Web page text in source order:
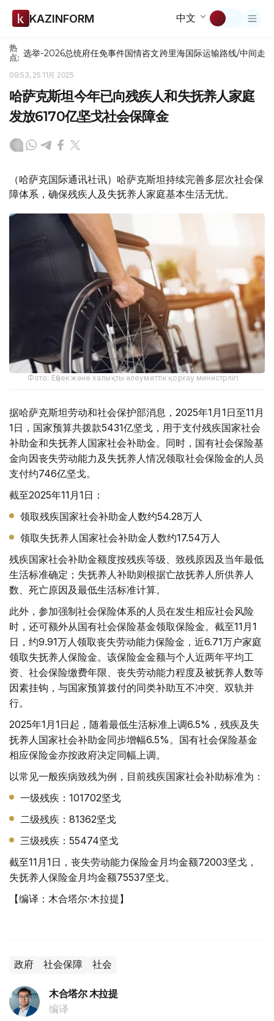
KAZINFORM 中文
热
点: 选举-2026总统府任免事件国情咨文跨里海国际运输路线/中间走廊
09:53, 25 11月 2025
哈萨克斯坦今年已向残疾人和失抚养人家庭
发放6170亿坚戈社会保障金
（哈萨克国际通讯社讯）哈萨克斯坦持续完善多层次社会保
障体系，确保残疾人及失抚养人家庭基本生活无忧。
Фото: Еңбек және халықты әлеуметтік қорғау министрлігі
据哈萨克斯坦劳动和社会保护部消息，2025年1月1日至11月
1日，国家预算共拨款5431亿坚戈，用于支付残疾国家社会
补助金和失抚养人国家社会补助金。同时，国有社会保险基
金向因丧失劳动能力及失抚养人情况领取社会保险金的人员
支付约746亿坚戈。
截至2025年11月1日：
领取残疾国家社会补助金人数约54.28万人
领取失抚养人国家社会补助金人数约17.54万人
残疾国家社会补助金额度按残疾等级、致残原因及当年最低
生活标准确定；失抚养人补助则根据亡故抚养人所供养人
数、死亡原因及最低生活标准计算。
此外，参加强制社会保险体系的人员在发生相应社会风险
时，还可额外从国有社会保险基金领取保险金。截至11月1
日，约9.91万人领取丧失劳动能力保险金，近6.71万户家庭
领取失抚养人保险金。该保险金金额与个人近两年平均工
资、社会保险缴费年限、丧失劳动能力程度及被抚养人数等
因素挂钩，与国家预算拨付的同类补助互不冲突、双轨并
行。
2025年1月1日起，随着最低生活标准上调6.5%，残疾及失
抚养人国家社会补助金同步增幅6.5%。国有社会保险基金
相应保险金亦按政府决定同幅上调。
以常见一般疾病致残为例，目前残疾国家社会补助标准为：
一级残疾：101702坚戈
二级残疾：81362坚戈
三级残疾：55474坚戈
截至11月1日，丧失劳动能力保险金月均金额72003坚戈，
失抚养人保险金月均金额75537坚戈。
【编译：木合塔尔·木拉提】
政府 社会保障 社会
木合塔尔 木拉提
编译